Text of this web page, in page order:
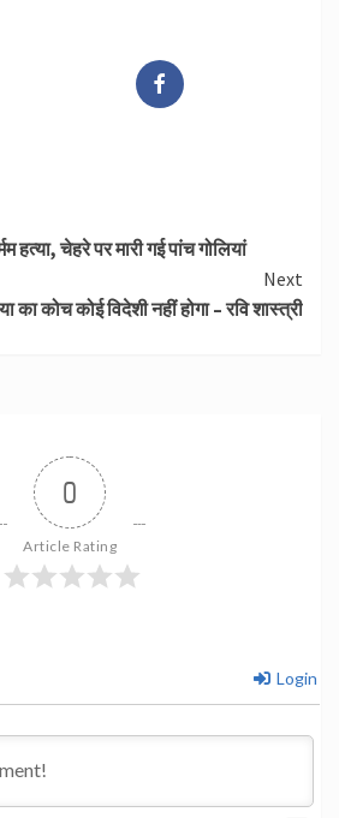
हत्या, चेहरे पर मारी गई पांच गोलियां
Next
का कोच कोई विदेशी नहीं होगा – रवि शास्त्री
0
Article Rating
Login